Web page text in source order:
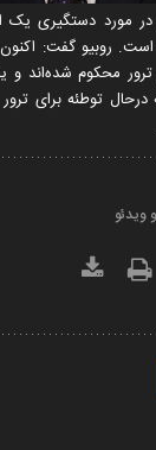
در مورد دستگیری یک
روبیو گفت: اکنون
ترور محکوم شده‌اند
درحال توطئه برای
ویدئو